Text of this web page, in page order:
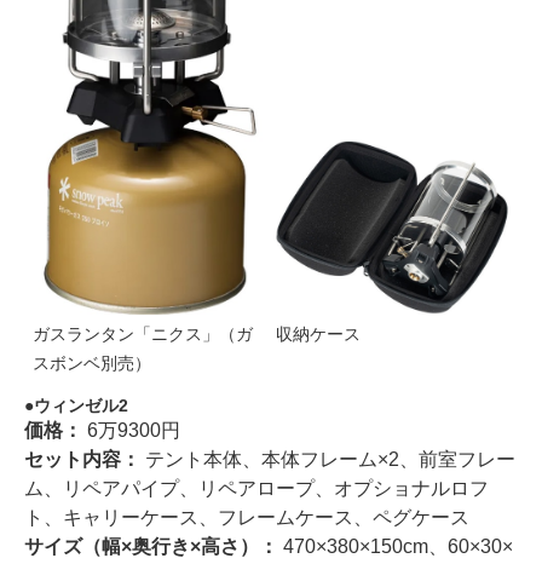
ガスランタン「ニクス」（ガ
スボンベ別売）
収納ケース
ウィンゼル2
価格： 6万9300円
セット内容： テント本体、本体フレーム×2、前室フレー
ム、リペアパイプ、リペアロープ、オプショナルロフ
ト、キャリーケース、フレームケース、ペグケース
サイズ（幅×奥行き×高さ）： 470×380×150cm、60×30×